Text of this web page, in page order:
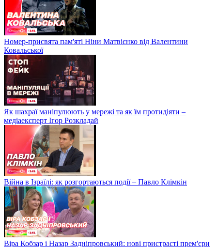
Номер-присвята пам'яті Ніни Матвієнко від Валентини
Ковальської
Як шахраї маніпулюють у мережі та як їм протидіяти –
медіаексперт Ігор Розкладай
Війна в Ізраїлі: як розгортаються події – Павло Клімкін
Віра Кобзар і Назар Задніпровський: нові пристрасті прем'єри